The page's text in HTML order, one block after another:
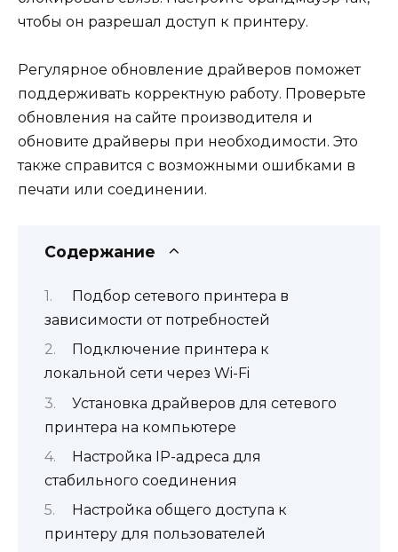
чтобы он разрешал доступ к принтеру.
Регулярное обновление драйверов поможет
поддерживать корректную работу. Проверьте
обновления на сайте производителя и
обновите драйверы при необходимости. Это
также справится с возможными ошибками в
печати или соединении.
Содержание
Подбор сетевого принтера в
зависимости от потребностей
Подключение принтера к
локальной сети через Wi-Fi
Установка драйверов для сетевого
принтера на компьютере
Настройка IP-адреса для
стабильного соединения
Настройка общего доступа к
принтеру для пользователей